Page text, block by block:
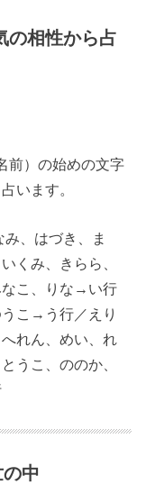
の相性から占
前）の始めの文字
います。
、はづき、ま
くみ、きらら、
なこ、りな→い行
こ→う行／えり
れん、めい、れ
うこ、ののか、
中